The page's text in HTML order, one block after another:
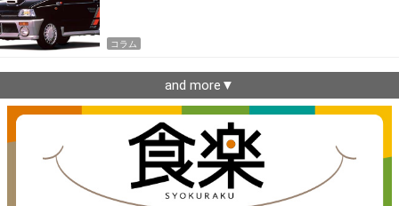
コラム
and more▼